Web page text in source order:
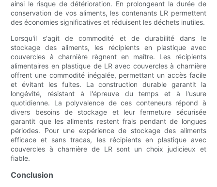
ainsi le risque de détérioration. En prolongeant la durée de
conservation de vos aliments, les contenants LR permettent
des économies significatives et réduisent les déchets inutiles.
Lorsqu'il s'agit de commodité et de durabilité dans le
stockage des aliments, les récipients en plastique avec
couvercles à charnière règnent en maître. Les récipients
alimentaires en plastique de LR avec couvercles à charnière
offrent une commodité inégalée, permettant un accès facile
et évitant les fuites. La construction durable garantit la
longévité, résistant à l'épreuve du temps et à l'usure
quotidienne. La polyvalence de ces conteneurs répond à
divers besoins de stockage et leur fermeture sécurisée
garantit que les aliments restent frais pendant de longues
périodes. Pour une expérience de stockage des aliments
efficace et sans tracas, les récipients en plastique avec
couvercles à charnière de LR sont un choix judicieux et
fiable.
Conclusion